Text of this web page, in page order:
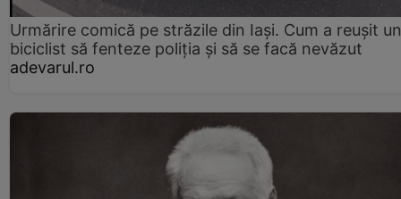
Urmărire comică pe străzile din Iași. Cum a reușit un
biciclist să fenteze poliția și să se facă nevăzut
adevarul.ro